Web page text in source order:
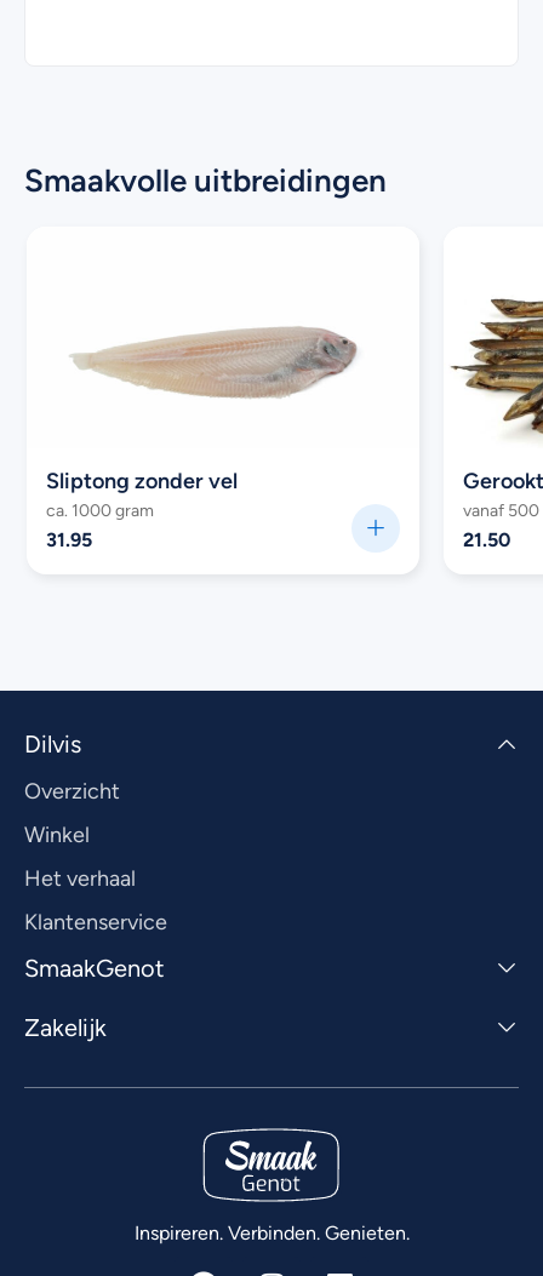
Smaakvolle uitbreidingen
Sliptong zonder vel
ca. 1000 gram
31.95
vanaf 500
21.50
Dilvis
Overzicht
Winkel
Het verhaal
Klantenservice
SmaakGenot
Zakelijk
Inspireren. Verbinden. Genieten.